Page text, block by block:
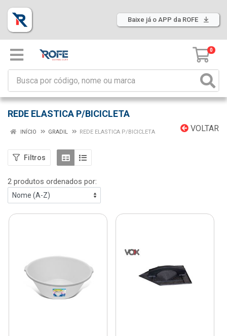
Baixe já o APP da ROFE
0
REDE ELASTICA P/BICICLETA
VOLTAR
INÍCIO GRADIL REDE ELASTICA P/BICICLETA
Filtros
2 produtos ordenados por: